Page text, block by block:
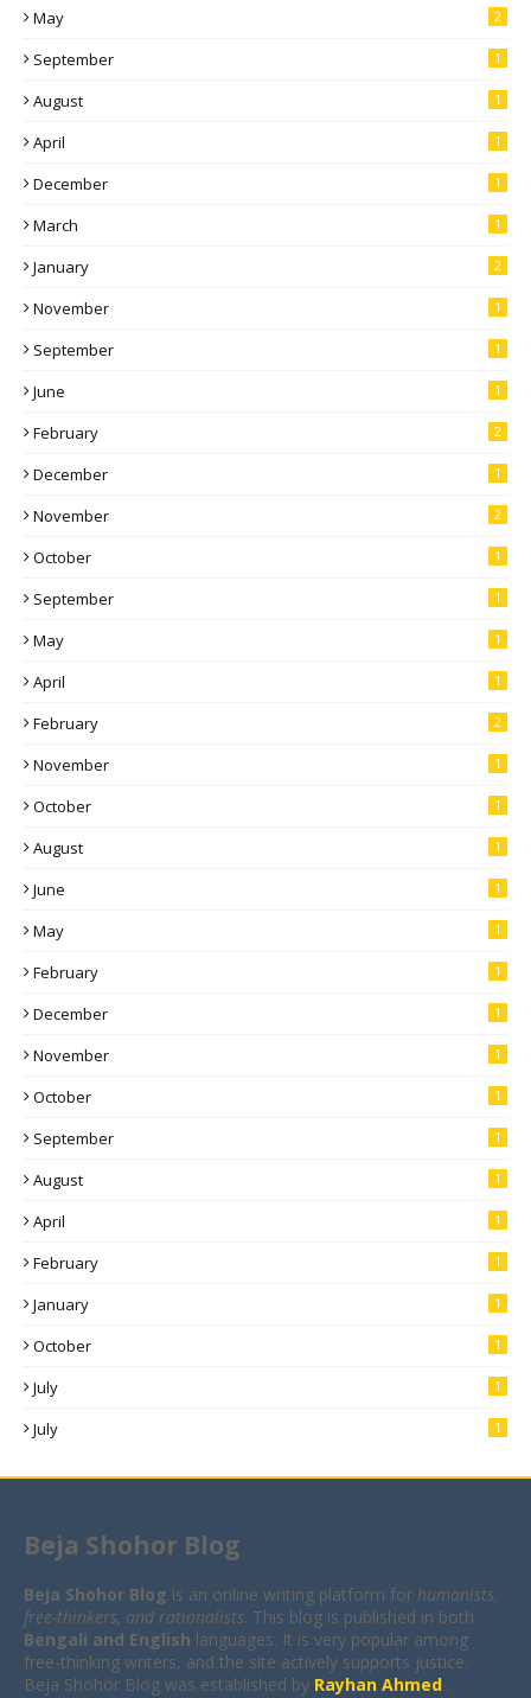
May 2
September 1
August 1
April 1
December 1
March 1
January 2
November 1
September 1
June 1
February 2
December 1
November 2
October 1
September 1
May 1
April 1
February 2
November 1
October 1
August 1
June 1
May 1
February 1
December 1
November 1
October 1
September 1
August 1
April 1
February 1
January 1
October 1
July 1
July 1
Beja Shohor Blog
Beja Shohor Blog is an online writing platform for humanists,
free-thinkers, and rationalists. This blog is published in both
Bengali and English languages. It is very popular among
free-thinking writers, and the site actively supports justice.
Beja Shohor Blog was established by Rayhan Ahmed .